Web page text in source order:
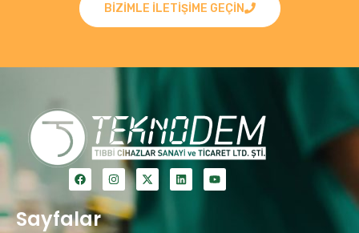
BIZIMLE ILETIŞIME GEÇIN
Sayfalar